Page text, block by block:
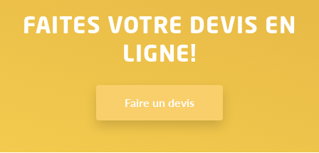
FAITES VOTRE DEVIS EN
LIGNE!
Faire un devis